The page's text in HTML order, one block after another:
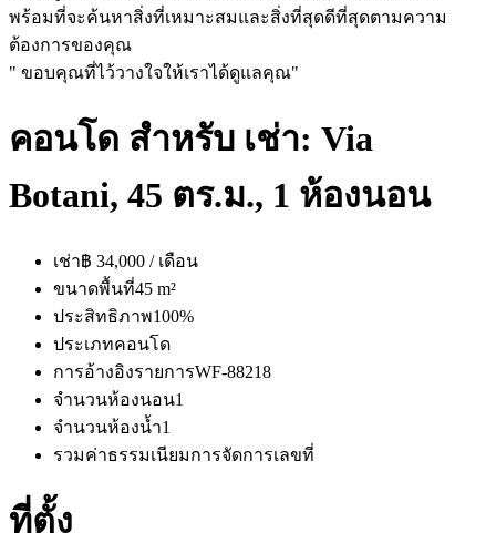
พร้อมที่จะค้นหาสิ่งที่เหมาะสมและสิ่งที่สุดดีที่สุดตามความ
ต้องการของคุณ
" ขอบคุณที่ไว้วางใจให้เราได้ดูแลคุณ"
คอนโด สำหรับ เช่า: Via
Botani, 45 ตร.ม., 1 ห้องนอน
เช่า฿ 34,000 / เดือน
ขนาดพื้นที่45 m²
ประสิทธิภาพ100%
ประเภทคอนโด
การอ้างอิงรายการWF-88218
จำนวนห้องนอน1
จำนวนห้องน้ำ1
รวมค่าธรรมเนียมการจัดการเลขที่
ที่ตั้ง